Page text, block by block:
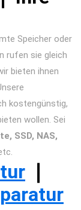
Speicher oder
rufen sie gleich
bieten ihnen
kostengünstig,
wollen. Sei
SSD, NAS,